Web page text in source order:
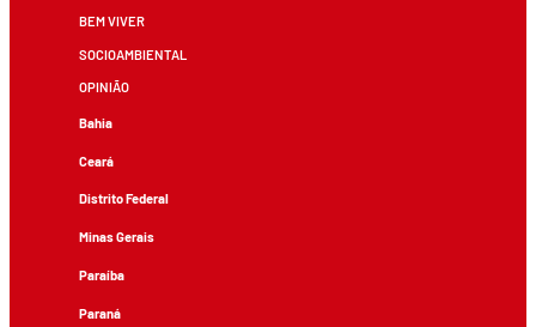
BEM VIVER
SOCIOAMBIENTAL
OPINIÃO
Bahia
Ceará
Distrito Federal
Minas Gerais
Paraíba
Paraná